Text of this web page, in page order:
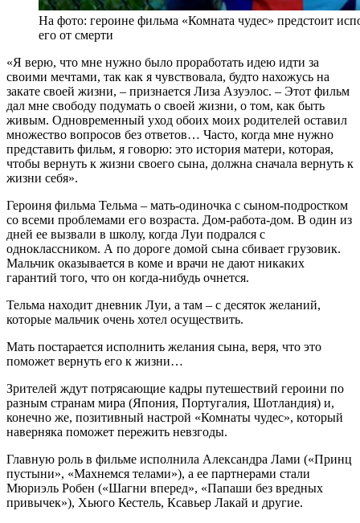
На фото: героине фильма «Комната чудес» предстоит
его от смерти
«Я верю, что мне нужно было проработать идею идти за
своими мечтами, так как я чувствовала, будто нахожусь на
закате своей жизни, – признается Лиза Азуэлос. – Этот фильм
дал мне свободу подумать о своей жизни, о том, как быть
живым. Одновременный уход обоих моих родителей оставил
множество вопросов без ответов… Часто, когда мне нужно
представить фильм, я говорю: это история матери, которая,
чтобы вернуть к жизни своего сына, должна сначала вернуть к
жизни себя».
Героиня фильма Тельма – мать-одиночка с сыном-подростком
со всеми проблемами его возраста. Дом-работа-дом. В один из
дней ее вызвали в школу, когда Луи подрался с
одноклассником. А по дороге домой сына сбивает грузовик.
Мальчик оказывается в коме и врачи не дают никаких
гарантий того, что он когда-нибудь очнется.
Тельма находит дневник Луи, а там – с десяток желаний,
которые мальчик очень хотел осуществить.
Мать постарается исполнить желания сына, веря, что это
поможет вернуть его к жизни…
Зрителей ждут потрясающие кадры путешествий героини по
разным странам мира (Япония, Португалия, Шотландия) и,
конечно же, позитивный настрой «Комнаты чудес», который
наверняка поможет пережить невзгоды.
Главную роль в фильме исполнила Александра Лами («Принц
пустыни», «Махнемся телами»), а ее партнерами стали
Мюриэль Робен («Шагни вперед», «Папаши без вредных
привычек»), Хьюго Кестель, Ксавьер Лакай и другие.